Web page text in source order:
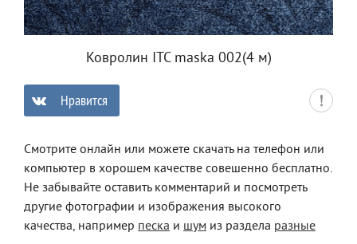
Ковролин ITC maska 002(4 м)
Нравится
Смотрите онлайн или можете скачать на телефон или
компьютер в хорошем качестве совешенно бесплатно.
Не забывайте оставить комментарий и посмотреть
другие фотографии и изображения высокого
качества, например песка и шум из раздела разные